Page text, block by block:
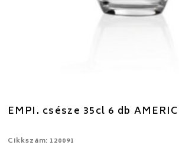
EMPI. csésze 35cl 6 db
Cikkszám: 120091